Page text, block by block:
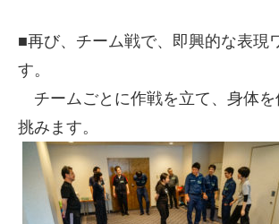
■再び、チーム戦で、即興的な表現
す。
チームごとに作戦を立て、身体を
挑みます。